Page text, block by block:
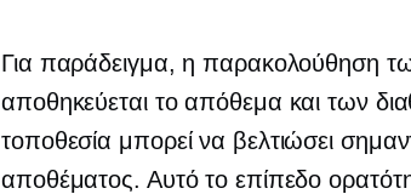
Για παράδειγμα, η παρακολούθηση
αποθηκεύεται το απόθεμα και των
τοποθεσία μπορεί να βελτιώσει
αποθέματος. Αυτό το επίπεδο